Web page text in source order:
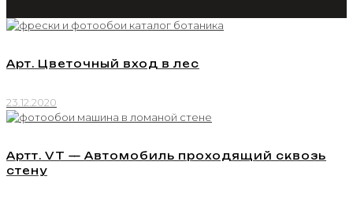
Арт. Цветочный вход в лес
23.12.2020
Артт. VT — Автомобиль проходящий сквозь
стену